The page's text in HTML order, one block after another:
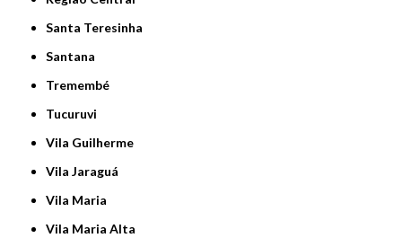
Santa Teresinha
Santana
Tremembé
Tucuruvi
Vila Guilherme
Vila Jaraguá
Vila Maria
Vila Maria Alta